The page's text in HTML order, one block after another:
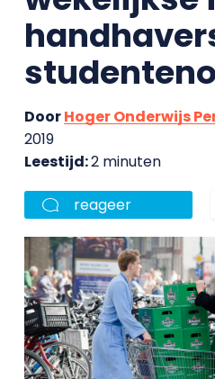
DoorHoger Onderwijs
2019
Leestijd:2 minuten
reageer